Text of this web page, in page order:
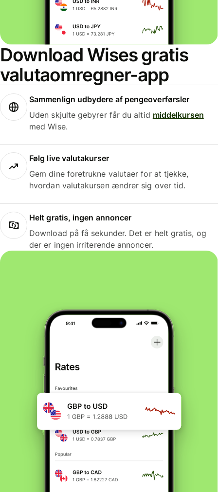
Download Wises gratis
valutaomregner-app
Sammenlign udbydere af pengeoverførsler
Uden skjulte gebyrer får du altid middelkursen
med Wise.
Følg live valutakurser
Gem dine foretrukne valutaer for at tjekke,
hvordan valutakursen ændrer sig over tid.
Helt gratis, ingen annoncer
Download på få sekunder. Det er helt gratis, og
der er ingen irriterende annoncer.